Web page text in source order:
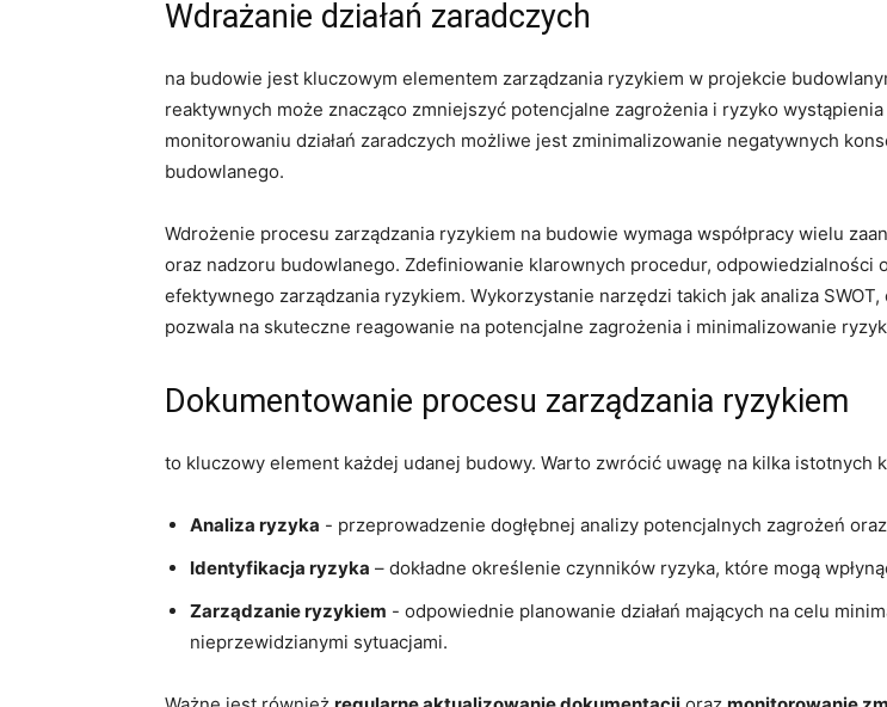
Wdrażanie⁤ działań zaradczych
​na⁤ budowie jest kluczowym elementem zarządzania ryzykiem w projekcie
reaktywnych‍ może znacząco zmniejszyć potencjalne zagrożenia i ryzyko
monitorowaniu działań zaradczych możliwe jest zminimalizowanie negatywnych
budowlanego.
Wdrożenie procesu zarządzania​ ryzykiem ⁣na budowie wymaga współpracy wielu
oraz nadzoru ‍budowlanego. ⁢Zdefiniowanie klarownych⁤ procedur, odpowiedzialności
efektywnego zarządzania ryzykiem. Wykorzystanie narzędzi takich⁢ jak analiza
pozwala na skuteczne⁢ reagowanie na potencjalne zagrożenia i minimalizowanie
Dokumentowanie procesu ‌zarządzania ryzykiem
to ⁢kluczowy element każdej udanej ‌budowy. Warto zwrócić uwagę na kilka
Analiza ryzyka -⁤ przeprowadzenie dogłębnej analizy potencjalnych ⁣zagrożeń
Identyfikacja ryzyka – dokładne określenie czynników ryzyka,‌ które mogą
Zarządzanie ryzykiem ‌- odpowiednie planowanie działań mających⁣ na⁤ celu
nieprzewidzianymi sytuacjami.